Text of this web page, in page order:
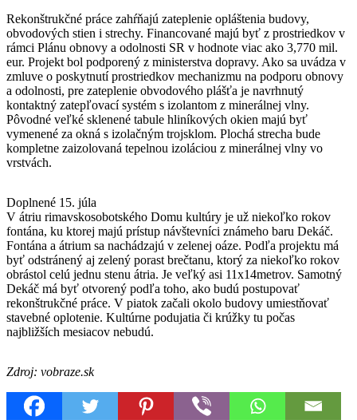
Rekonštrukčné práce zahŕňajú zateplenie opláštenia budovy,
obvodových stien i strechy. Financované majú byť z prostriedkov v
rámci Plánu obnovy a odolnosti SR v hodnote viac ako 3,770 mil.
eur. Projekt bol podporený z ministerstva dopravy. Ako sa uvádza v
zmluve o poskytnutí prostriedkov mechanizmu na podporu obnovy
a odolnosti, pre zateplenie obvodového plášťa je navrhnutý
kontaktný zatepľovací systém s izolantom z minerálnej vlny.
Pôvodné veľké sklenené tabule hliníkových okien majú byť
vymenené za okná s izolačným trojsklom. Plochá strecha bude
kompletne zaizolovaná tepelnou izoláciou z minerálnej vlny vo
vrstvách.
Doplnené 15. júla
V átriu rimavskosobotského Domu kultúry je už niekoľko rokov
fontána, ku ktorej majú prístup návštevníci známeho baru Dekáč.
Fontána a átrium sa nachádzajú v zelenej oáze. Podľa projektu má
byť odstránený aj zelený porast brečtanu, ktorý za niekoľko rokov
obrástol celú jednu stenu átria. Je veľký asi 11x14metrov. Samotný
Dekáč má byť otvorený podľa toho, ako budú postupovať
rekonštrukčné práce. V piatok začali okolo budovy umiestňovať
stavebné oplotenie. Kultúrne podujatia či krúžky tu počas
najbližších mesiacov nebudú.
Zdroj: vobraze.sk